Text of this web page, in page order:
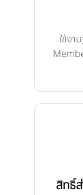
ใช้งา
สิทธิ์